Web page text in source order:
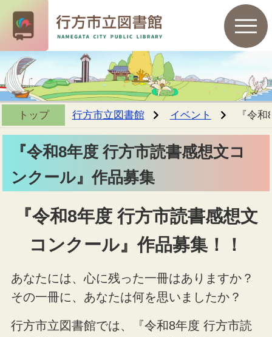
トップ 行方市立図書館 イベント 『令
『令和8年度 行方市読書感想文コ
ンクール』作品募集
『令和8年度 行方市読書感想文
コンクール』作品募集！！
あなたには、心に残った一冊はありますか？
その一冊に、あなたは何を思いましたか？
行方市立図書館では、『令和8年度 行方市読